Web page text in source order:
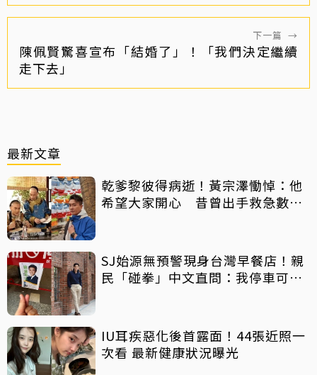
下一篇 →
陳佩賢驚喜宣布「結婚了」！「我們決定繼續
走下去」
最新文章
乾爹黎彼得病逝！黃宗澤慟悼：他
希望大家開心 昔曾出手救急數十
SJ始源無預警現身台灣早餐店！親
民「碰拳」中文直問：我停車可以
IU耳疾惡化後首露面！44張近照一
次看 最新健康狀況曝光